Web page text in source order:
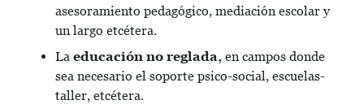
asesoramiento pedagógico, mediación escolar y
un largo etcétera.
La educación no reglada, en campos donde
sea necesario el soporte psico-social, escuelas-
taller, etcétera.